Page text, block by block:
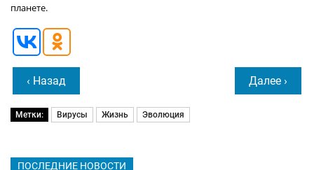
планете.
‹ Назад Далее ›
Метки: Вирусы Жизнь Эволюция
ПОСЛЕДНИЕ НОВОСТИ